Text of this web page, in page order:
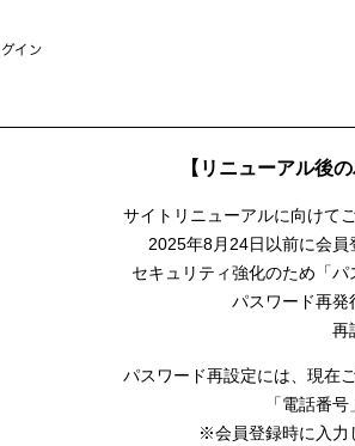
イン
【リニューアル後
サイトリニューアルに向けて
2025年8月24日以前に会員
セキュリティ強化のため「
パスワード再発
再
パスワード再設定には、 現在
「電話番
※会員登録時に入力